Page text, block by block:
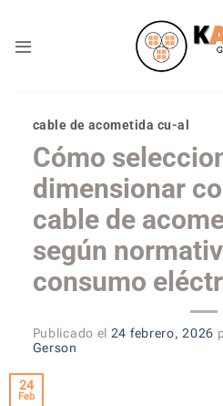
content
cable de acometida cu-al
Cómo
dimensionar
cable de
según
consumo
Publicado el 24 febrero, 2026
Gerson
24
Feb